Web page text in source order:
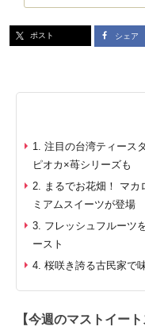
ポスト シェア
1. 注目の台湾ティース
ピオカ×苺シリーズも
2. まるでお花畑！ マカ
ミアムスイーツが登場
3. フレッシュフルーツ
ースト
4. 桜咲き誇る古民家で
【今週のマストイート